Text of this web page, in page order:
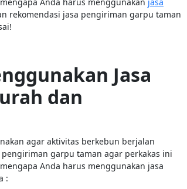
rekomendasi jasa pengiriman garpu taman
Jasa
dan
agar aktivitas berkebun berjalan
garpu taman agar perkakas ini
Anda harus menggunakan jasa
: